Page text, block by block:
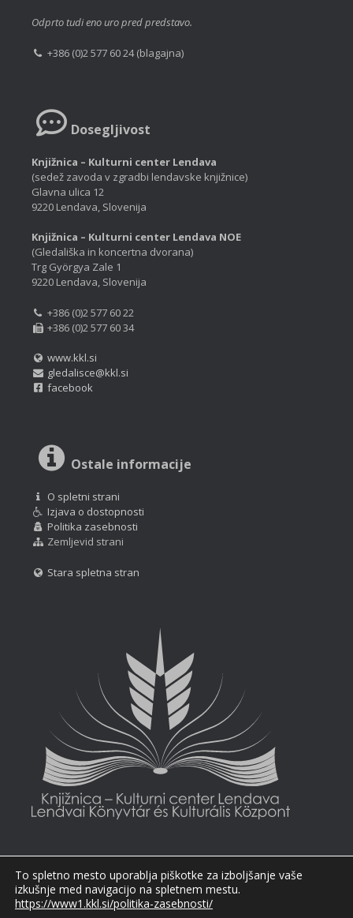
Odprto tudi eno uro pred predstavo.
+386 (0)2 577 60 24 (blagajna)
Dosegljivost
Knjižnica – Kulturni center Lendava
(sedež zavoda v zgradbi lendavske knjižnice)
Glavna ulica 12
9220 Lendava, Slovenija
Knjižnica – Kulturni center Lendava NOE
(Gledališka in koncertna dvorana)
Trg Györgya Zale 1
9220 Lendava, Slovenija
+386 (0)2 577 60 22
+386 (0)2 577 60 34
www.kkl.si
gledalisce@kkl.si
facebook
Ostale informacije
O spletni strani
Izjava o dostopnosti
Politika zasebnosti
Zemljevid strani
Stara spletna stran
To spletno mesto uporablja piškotke za izboljšanje vaše
izkušnje med navigacijo na spletnem mestu.
https://www1.kkl.si/politika-zasebnosti/